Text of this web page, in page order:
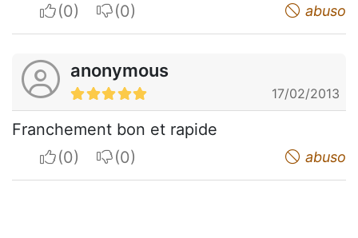
I apreciateI do not appreciate abuso
anonymous
17/02/2013
Franchement bon et rapide
I apreciateI do not appreciate abuso